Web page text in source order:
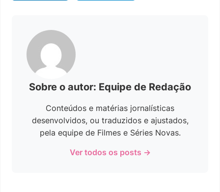
Sobre o autor: Equipe de Redação
Conteúdos e matérias jornalísticas
desenvolvidos, ou traduzidos e ajustados,
pela equipe de Filmes e Séries Novas.
Ver todos os posts →